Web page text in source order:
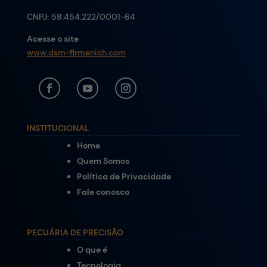
CNPJ: 58.454.222/0001-64
Acesse o site
www.dsm-firmenich.com
INSTITUCIONAL
Home
Quem Somos
Política de Privacidade
Fale conosco
PECUÁRIA DE PRECISÃO
O que é